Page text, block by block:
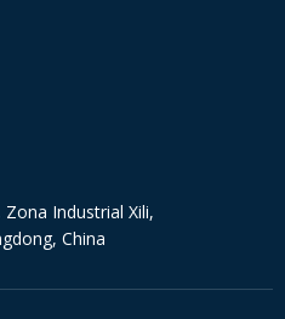
Industrial Xili,
China